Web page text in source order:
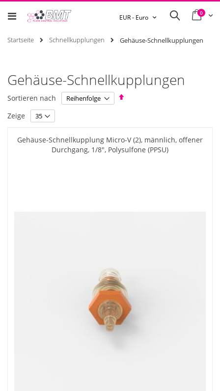
0
Search
Währung
EUR - Euro
Startseite Schnellkupplungen Gehäuse-Schnellkupplungen
Gehäuse-Schnellkupplungen
Sortieren nach
Absteigend
Zeige
Gehäuse-Schnellkupplung Micro-V (2), männlich, offener
Durchgang, 1/8", Polysulfone (PPSU)